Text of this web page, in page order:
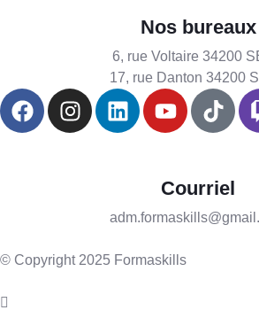
Nos bureaux
6, rue Voltaire 34200
17, rue Danton 34200
Courriel
© Copyright 2025 Formaskills